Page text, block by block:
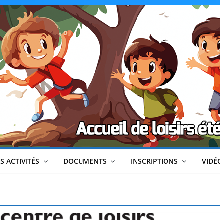
CLéA
–
Collectif
pour
les
Loisirs,
ACTIVITÉS DOCUMENTS INSCRIPTIONS